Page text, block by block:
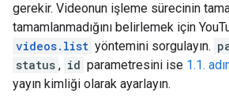
gerekir. Videonun işleme sürecinin
tamamlanmadığını belirlemek için
videos.list yöntemini sorgulayın.
status , id parametresini ise 1.1.
yayın kimliği olarak ayarlayın.